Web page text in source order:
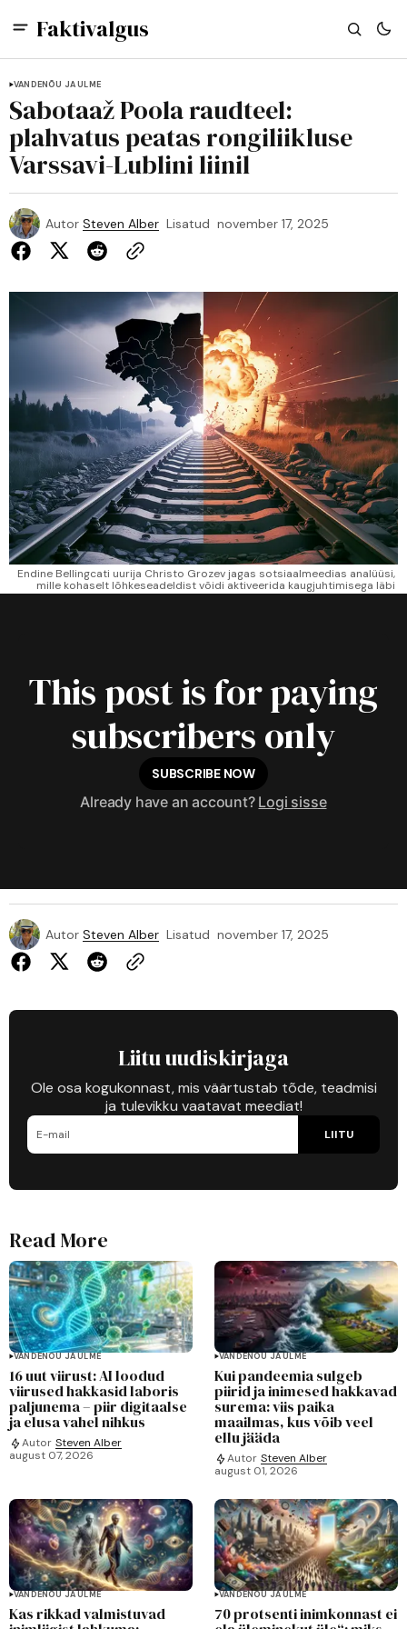
Faktivalgus
VANDENÕU JA ULME
Sabotaaž Poola raudteel:
plahvatus peatas rongiliikluse
Varssavi-Lublini liinil
Autor Steven Alber Lisatud november 17, 2025
Endine Bellingcati uurija Christo Grozev jagas sotsiaalmeedias analüüsi,
mille kohaselt lõhkeseadeldist võidi aktiveerida kaugjuhtimisega läbi
umbes 300 meetri pikkuse elektrikaabli, mis viis lähedalasuvasse
This post is for paying
subscribers only
SUBSCRIBE NOW
Already have an account? Logi sisse
Autor Steven Alber Lisatud november 17, 2025
Liitu uudiskirjaga
Ole osa kogukonnast, mis väärtustab tõde, teadmisi
ja tulevikku vaatavat meediat!
LIITU
Read More
VANDENÕU JA ULME
16 uut viirust: AI loodud
viirused hakkasid laboris
paljunema – piir digitaalse
ja elusa vahel nihkus
Autor Steven Alber
august 07, 2026
VANDENÕU JA ULME
Kui pandeemia sulgeb
piirid ja inimesed hakkavad
surema: viis paika
maailmas, kus võib veel
ellu jääda
Autor Steven Alber
august 01, 2026
VANDENÕU JA ULME
Kas rikkad valmistuvad
VANDENÕU JA ULME
70 protsenti inimkonnast ei